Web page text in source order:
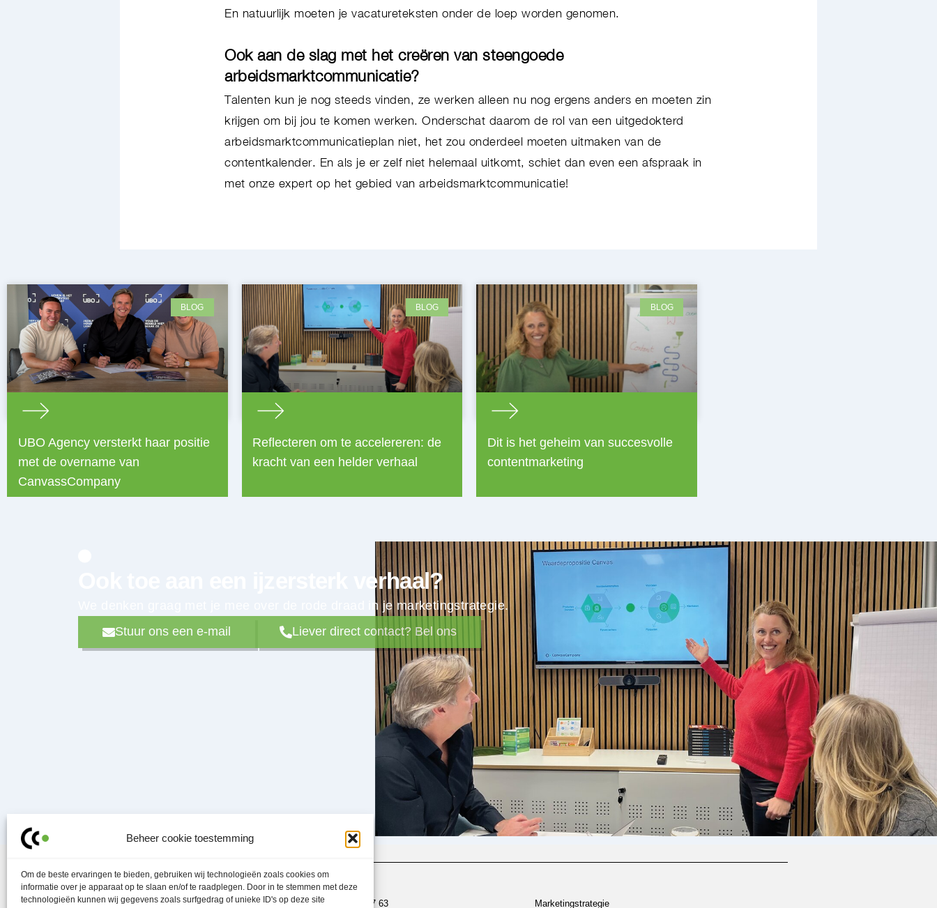
Beheer cookie toestemming
Om de beste ervaringen te bieden, gebruiken wij technologieën zoals cookies om
informatie over je apparaat op te slaan en/of te raadplegen. Door in te stemmen met deze
technologieën kunnen wij gegevens zoals surfgedrag of unieke ID's op deze site
En natuurlijk moeten je vacatureteksten onder de loep worden genomen.
Ook aan de slag met het creëren van steengoede
arbeidsmarktcommunicatie?
Talenten kun je nog steeds vinden, ze werken alleen nu nog ergens anders en moeten zin
krijgen om bij jou te komen werken. Onderschat daarom de rol van een uitgedokterd
arbeidsmarktcommunicatieplan niet, het zou onderdeel moeten uitmaken van de
contentkalender. En als je er zelf niet helemaal uitkomt, schiet dan even een afspraak in
met onze expert op het gebied van arbeidsmarktcommunicatie!
BLOG
UBO Agency versterkt haar positie
met de overname van
CanvassCompany
BLOG
Reflecteren om te accelereren: de
kracht van een helder verhaal
BLOG
Dit is het geheim van succesvolle
contentmarketing
Ook toe aan een ijzersterk verhaal?
We denken graag met je mee over de rode draad in je marketingstrategie.
Stuur ons een e-mail
Liever direct contact? Bel ons
Contactpunt 030 700 97 63 Marketingstrategie